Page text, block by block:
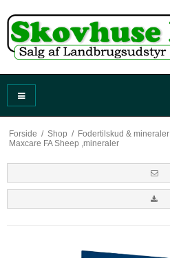
Forside / Shop / Fodertilskud & mineraler
Maxcare FA Sheep ,mineraler